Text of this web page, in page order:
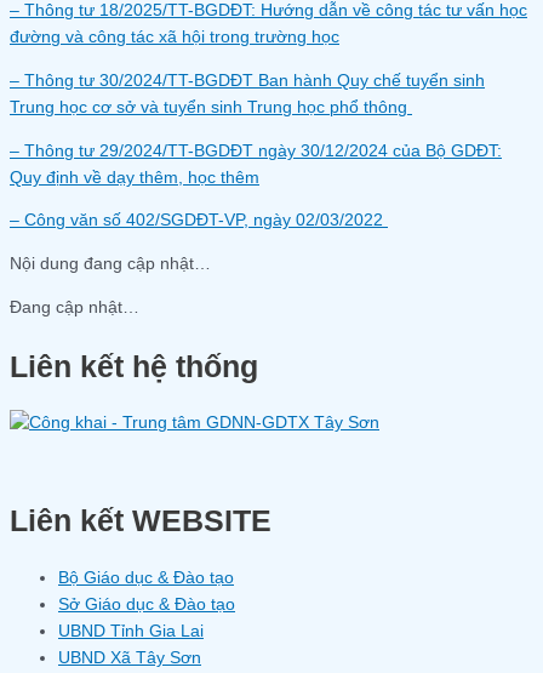
– Thông tư 18/2025/TT-BGDĐT: Hướng dẫn về công tác tư vấn học
đường và công tác xã hội trong trường học
– Thông tư 30/2024/TT-BGDĐT Ban hành Quy chế tuyển sinh
Trung học cơ sở và tuyển sinh Trung học phổ thông
– Thông tư 29/2024/TT-BGDĐT ngày 30/12/2024 của Bộ GDĐT:
Quy định về dạy thêm, học thêm
– Công văn số 402/SGDĐT-VP, ngày 02/03/2022
Nội dung đang cập nhật…
Đang cập nhật…
Liên kết hệ thống
Liên kết WEBSITE
Bộ Giáo dục & Đào tạo
Sở Giáo dục & Đào tạo
UBND Tỉnh Gia Lai
UBND Xã Tây Sơn